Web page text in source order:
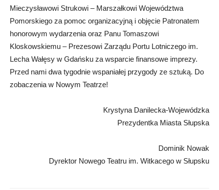
Mieczysławowi Strukowi – Marszałkowi Województwa
Pomorskiego za pomoc organizacyjną i objęcie Patronatem
honorowym wydarzenia oraz Panu Tomaszowi
Kloskowskiemu – Prezesowi Zarządu Portu Lotniczego im.
Lecha Wałęsy w Gdańsku za wsparcie finansowe imprezy.
Przed nami dwa tygodnie wspaniałej przygody ze sztuką. Do
zobaczenia w Nowym Teatrze!
Krystyna Danilecka-Wojewódzka
Prezydentka Miasta Słupska
Dominik Nowak
Dyrektor Nowego Teatru im. Witkacego w Słupsku